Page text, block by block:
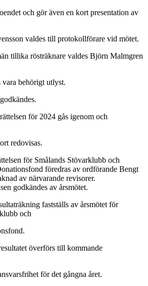
och gör även en kort presentation av
valdes till protokollförare vid mötet.
tillika rösträknare valdes Björn Malmgren
behörigt utlyst.
för 2024 gås igenom och
redovisas.
för Smålands Stövarklubb och
föredras av ordförande Bengt
av närvarande revisorer.
godkändes av årsmötet.
fastställs av årsmötet för
och
överförs till kommande
för det gångna året.